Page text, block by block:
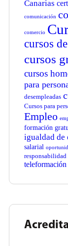
Canarias
comunicación
comercio
cursos
cursos
cursos
para
desempleadas
Cursos para
Empleo
formación
igualdad de
salarial
teleformación